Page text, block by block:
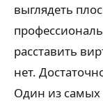
выглядеть
расставить
нет.
Один из